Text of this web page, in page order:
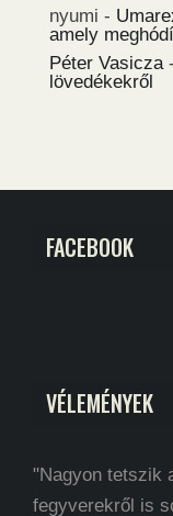
nyumi -
amely
Péter Vasicza -
lövedékekről
FACEBOOK
VÉLEMÉNYEK
"Nagyon tetszik
fegyverekről is